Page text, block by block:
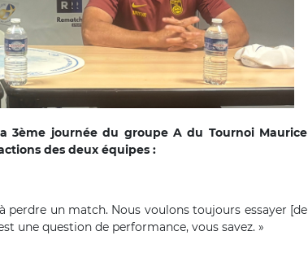
3ème journée du groupe A du Tournoi Maurice
des deux équipes :
perdre un match. Nous voulons toujours essayer [de
une question de performance, vous savez. »